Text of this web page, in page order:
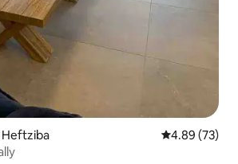
Calificación
4.89 (73)